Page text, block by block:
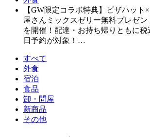
【GW限定コラボ特典】ピザハット
屋さんミックスゼリー無料プレゼン
を開催！配達・お持ち帰りともに税
日予約が対象！…
すべて
外食
宿泊
食品
卸・問屋
新商品
その他